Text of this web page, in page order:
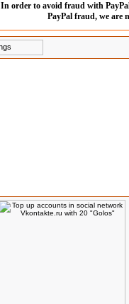
In order to avoid fraud with
PayPal fraud, we are